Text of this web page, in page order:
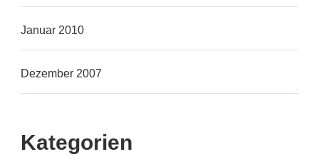
Januar 2010
Dezember 2007
Kategorien